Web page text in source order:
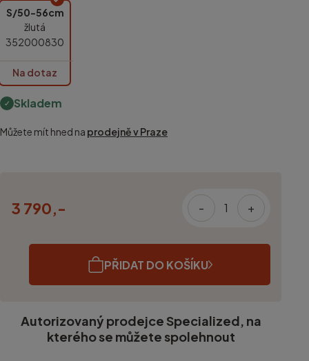
S/50-56cm
žlutá
352000830
Na dotaz
Skladem
Můžete mít hned na prodejně v Praze
3 790,- - +
PŘIDAT DO KOŠÍKU
Autorizovaný prodejce Specialized, na
kterého se můžete spolehnout